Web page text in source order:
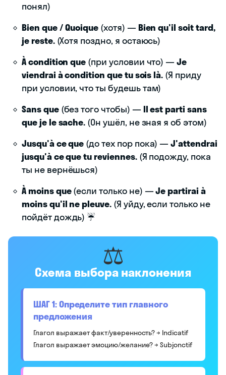
понял)
Bien que / Quoique (хотя) —Bien qu'il soit tard,
je reste.(Хотя поздно, я остаюсь)
À condition que (при условии что) —Je
viendrai à condition que tu sois là. (Я приду
при условии, что ты будешь там)
Sans que(без того чтобы) —Il est parti sans
que je le sache. (Он ушёл, не зная я об этом)
Jusqu'à ce que (до тех пор пока) —J'attendrai
jusqu'à ce que tu reviennes.(Я подожду, пока
ты не вернёшься)
À moins que(если только не) —Je partirai à
moins qu'il ne pleuve.(Я уйду, если только не
пойдёт дождь) ☔
⚖️
Схема выбора наклонения
ШАГ 1: Определите тип главного
предложения
Глагол выражает факт/уверенность? → Indicatif
Глагол выражает эмоцию/желание? → Subjonctif